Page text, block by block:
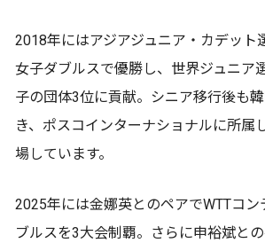
2018年にはアジアジュニア・カデット
女子ダブルスで優勝し、世界ジュニア
子の団体3位に貢献。シニア移行後も
き、ポスコインターナショナルに所属
場しています。
2025年には金娜英とのペアでWTTコ
ブルスを3大会制覇。さらに申裕斌と